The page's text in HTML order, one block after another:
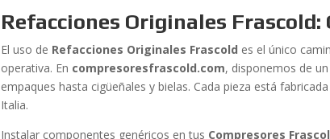
Refacciones Originales
El uso de Refacciones Originales Frascold es el único
operativa. En compresoresfrascold.com, disponemos de
empaques hasta cigüeñales y bielas. Cada pieza está
Italia.
Instalar componentes genéricos en tus Compresores